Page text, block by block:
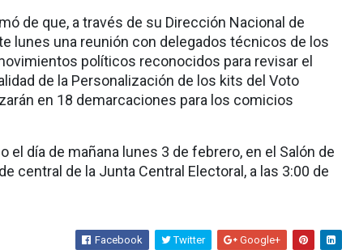
de que, a través de su Dirección Nacional de
lunes una reunión con delegados técnicos de los
políticos reconocidos para revisar el
de la Personalización de los kits del Voto
en 18 demarcaciones para los comicios
el día de mañana lunes 3 de febrero, en el Salón de
central de la Junta Central Electoral, a las 3:00 de
Facebook Twitter Google+